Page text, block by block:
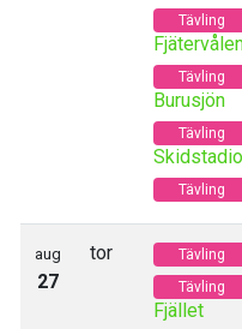
Tävling
Tävling
Burusjön
Tävling
Tävling
aug
27
tor Tävling
Tävling
Fjället